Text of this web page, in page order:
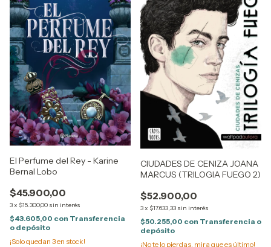
El Perfume del Rey - Karine
Bernal Lobo
$45.900,00
3x $15.300,00 sin interés
$43.605,00 con Transferencia
o depósito
¡Solo quedan 3en stock!
CIUDADES DE CENIZA JOANA
MARCUS (TRILOGIA FUEGO 2)
$52.900,00
3x $17.633,33 sin interés
$50.255,00 con Transferencia o
depósito
¡No te lo pierdas, mira que es último!